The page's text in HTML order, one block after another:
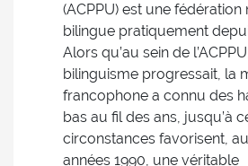
(ACPPU) est une fédération
bilingue pratiquement
Alors qu’au sein de
bilinguisme progressait, la
francophone a connu des
bas au fil des ans, jusqu’à
circonstances favorisent,
années 1990, une véritable